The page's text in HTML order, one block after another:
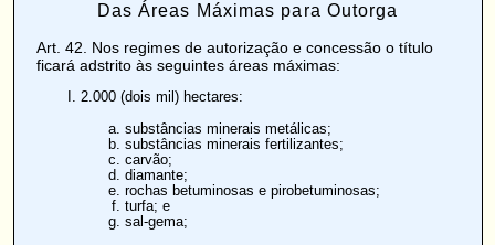
Das Áreas Máximas para Outorga
Art. 42 . Nos regimes de autorização e concessão o título
ficará adstrito às seguintes áreas máximas:
2.000 (dois mil) hectares:
substâncias minerais metálicas;
substâncias minerais fertilizantes;
carvão;
diamante;
rochas betuminosas e pirobetuminosas;
turfa; e
sal-gema;